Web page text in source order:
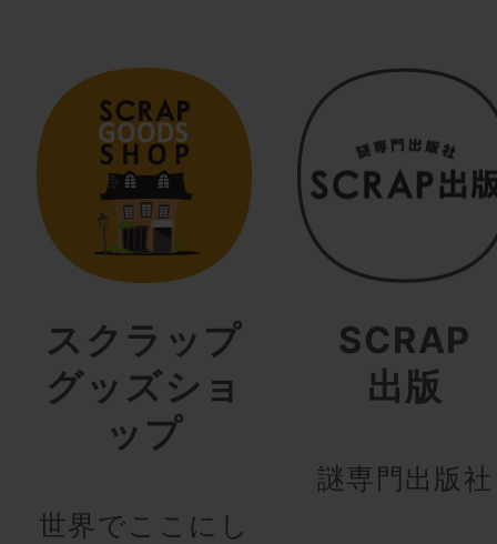
スクラップ
グッズショ
ップ
世界でここにし
SCRAP
出版
謎専門出版社